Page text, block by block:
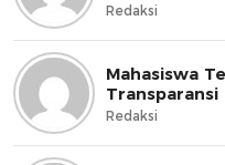
Redaksi
Mahasiswa
Transparansi
Redaksi